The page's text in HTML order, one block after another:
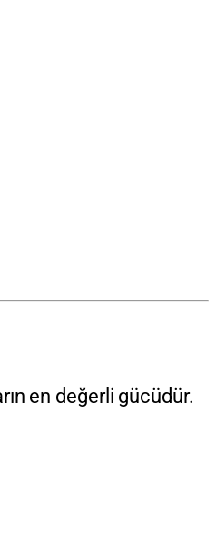
en değerli gücüdür.